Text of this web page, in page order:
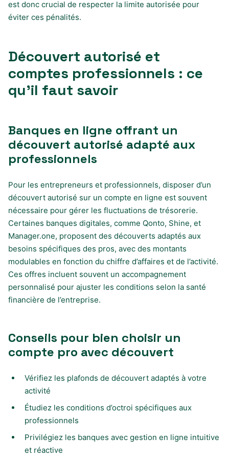
est donc crucial de respecter la limite autorisée pour
éviter ces pénalités.
Découvert autorisé et
comptes professionnels : ce
qu’il faut savoir
Banques en ligne offrant un
découvert autorisé adapté aux
professionnels
Pour les entrepreneurs et professionnels, disposer d’un
découvert autorisé sur un compte en ligne est souvent
nécessaire pour gérer les fluctuations de trésorerie.
Certaines banques digitales, comme Qonto, Shine, et
Manager.one, proposent des découverts adaptés aux
besoins spécifiques des pros, avec des montants
modulables en fonction du chiffre d’affaires et de l’activité.
Ces offres incluent souvent un accompagnement
personnalisé pour ajuster les conditions selon la santé
financière de l’entreprise.
Conseils pour bien choisir un
compte pro avec découvert
Vérifiez les plafonds de découvert adaptés à votre
activité
Étudiez les conditions d’octroi spécifiques aux
professionnels
Privilégiez les banques avec gestion en ligne intuitive
et réactive